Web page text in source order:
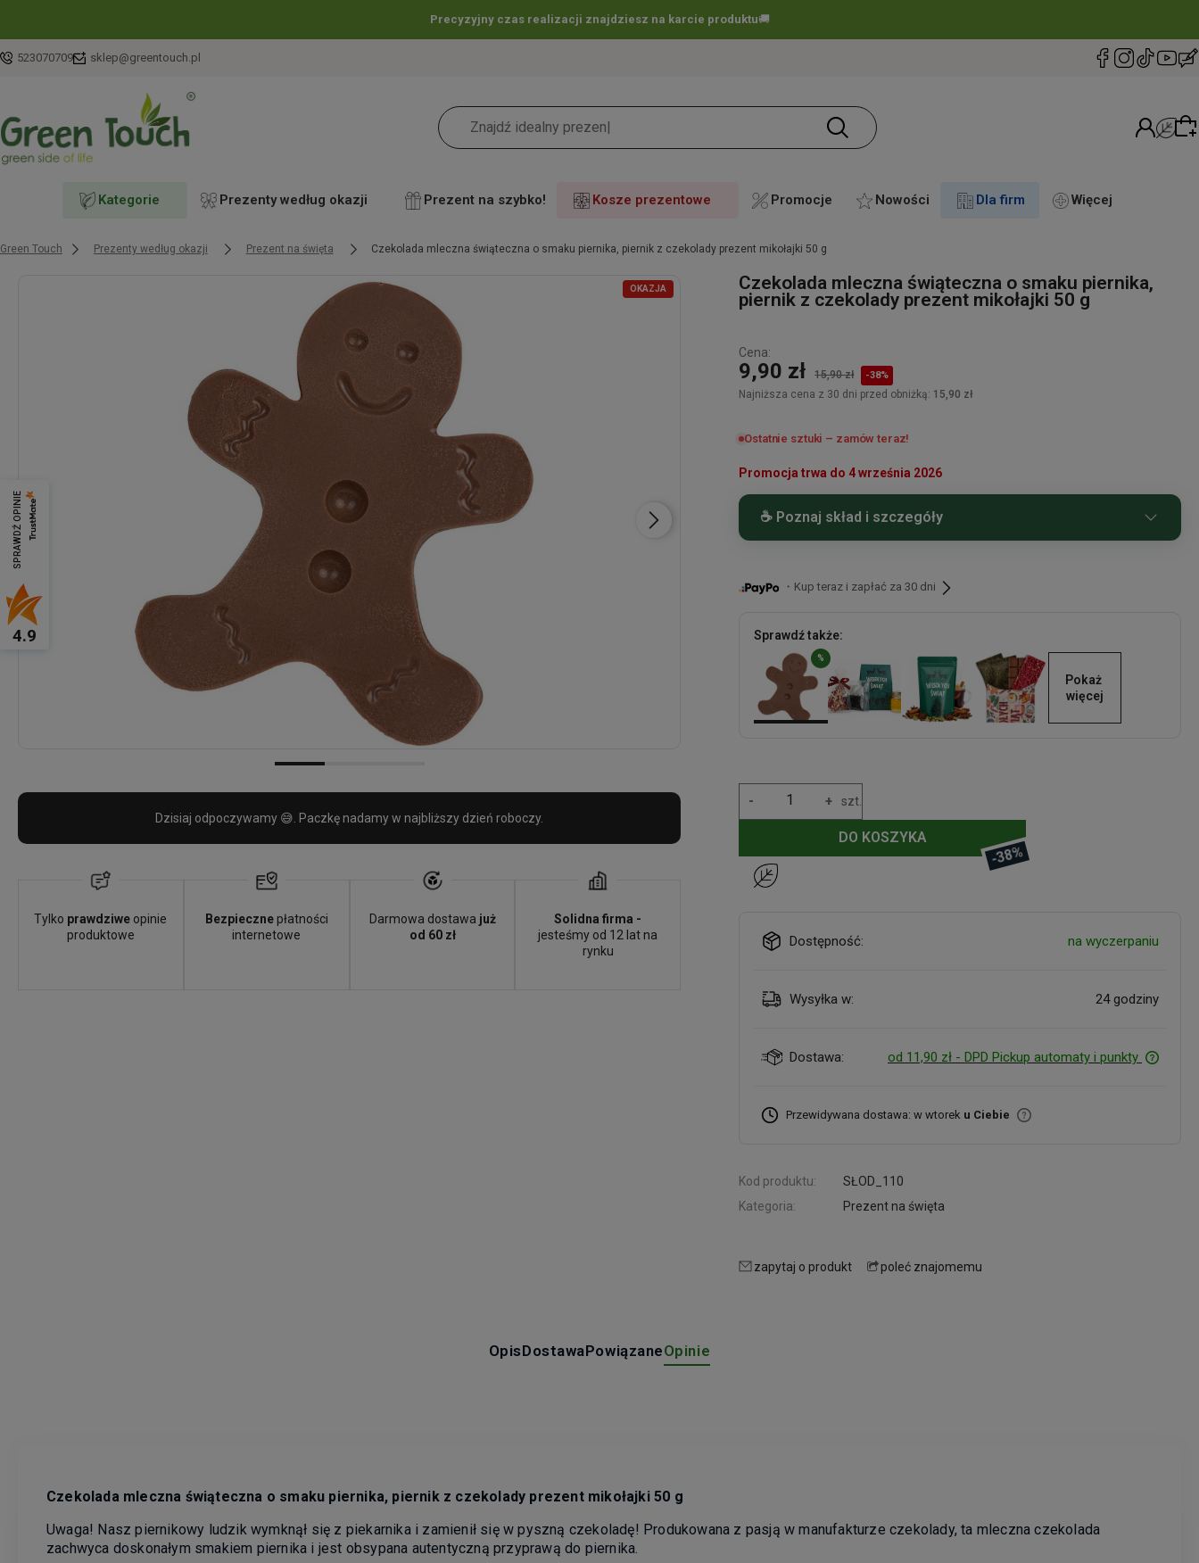
Precyzyjny czas realizacji znajdziesz na karcie produktu🚚
523070709 sklep@greentouch.pl
lub zaloguj się, aby przywrócić dodane produkty
do listy z poprzedniej sesji.
Kategorie Prezenty według okazji Prezent na szybko! Kosze prezentowe Promocje Nowości Dla firm Więcej
Green Touch Prezenty według okazji Prezent na święta Czekolada mleczna świąteczna o smaku piernika, piernik z czekolady prezent mikołajki 50 g
OKAZJA
Dzisiaj odpoczywamy 😅. Paczkę nadamy w najbliższy dzień roboczy.
Tylko prawdziwe opinie
produktowe
Bezpiecznepłatności
internetowe
Darmowa dostawa już
od 60 zł
Solidna firma -
jesteśmy od 12 lat na
rynku
Czekolada mleczna świąteczna o smaku piernika,
piernik z czekolady prezent mikołajki 50 g
Cena:
9,90 zł 15,90 zł -38%
Najniższa cena z 30 dni przed obniżką: 15,90 zł
Ostatnie sztuki – zamów teraz!
Promocja trwa do 4 września 2026
☕ Poznaj skład i szczegóły
prezent mikołajki 50 g
długość: 8,5 cm
・Kup teraz i zapłać za 30 dni
Sprawdź także:
%
Pokaż
więcej
+
- szt.
DO KOSZYKA
-38%
Dostępność: na wyczerpaniu
Wysyłka w: 24 godziny
Dostawa: od 11,90 zł - DPD Pickup automaty i punkty
Przewidywana dostawa: w wtorek u Ciebie
Kod produktu:
SŁOD_110
Kategoria:
Prezent na święta
zapytaj o produkt poleć znajomemu
OpisDostawaPowiązaneOpinie
Czekolada mleczna świąteczna o smaku piernika, piernik z czekolady prezent mikołajki 50 g
Uwaga! Nasz piernikowy ludzik wymknął się z piekarnika i zamienił się w pyszną czekoladę! Produkowana z pasją w manufakturze czekolady, ta mleczna czekolada
zachwyca doskonałym smakiem piernika i jest obsypana autentyczną przyprawą do piernika.
SPRAWDŹ OPINIE
4.9